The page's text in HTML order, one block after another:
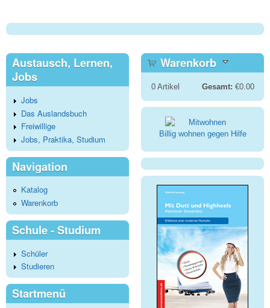
Austausch, Lernen,
Jobs
Jobs
Das Auslandsbuch
Freiwillige
Jobs, Praktika, Studium
Navigation
Katalog
Warenkorb
Schule - Studium
Schüler
Studieren
Startmenü
Warenkorb
0Artikel Gesamt: €0.00
Billig wohnen gegen Hilfe